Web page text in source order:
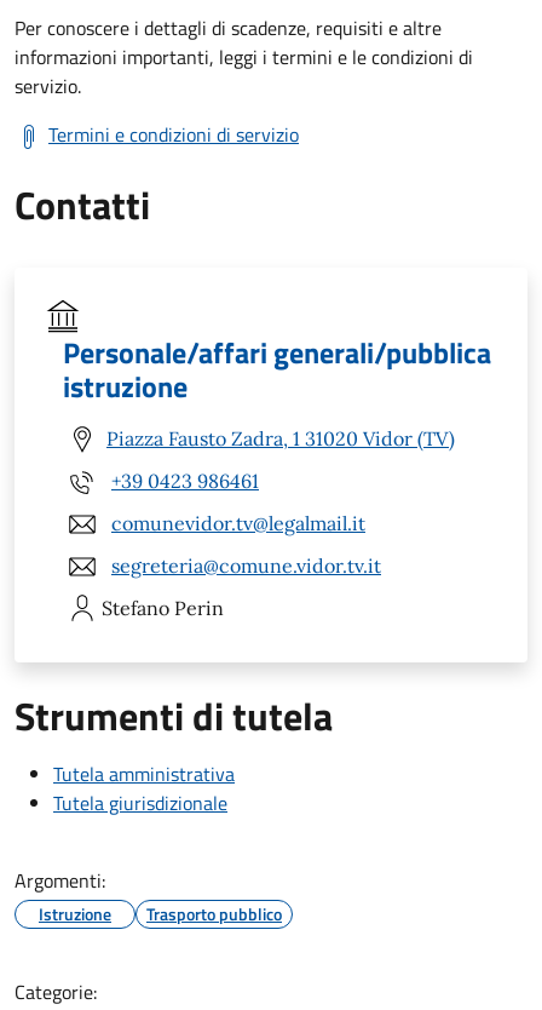
Per conoscere i dettagli di scadenze, requisiti e altre
informazioni importanti, leggi i termini e le condizioni di
servizio.
Termini e condizioni di servizio
Contatti
Personale/affari generali/pubblica
istruzione
Piazza Fausto Zadra, 1 31020 Vidor (TV)
+39 0423 986461
comunevidor.tv@legalmail.it
segreteria@comune.vidor.tv.it
Stefano Perin
Strumenti di tutela
Tutela amministrativa
Tutela giurisdizionale
Argomenti:
Istruzione Trasporto pubblico
Categorie: